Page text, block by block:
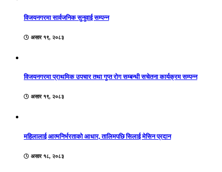
विजयनगरमा सार्वजनिक सुनुवाई सम्पन्न
असार १९, २०८३
विजयनगरमा प्राथमिक उपचार तथा गुप्त रोग सम्बन्धी सचेतना कार्यक्रम सम्पन्न
असार १९, २०८३
महिलालाई आत्मनिर्भरताको आधार, तालिमपछि सिलाई मेसिन प्रदान
असार १८, २०८३